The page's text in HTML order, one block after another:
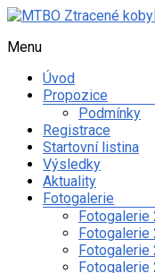
Skip
content
MTBO
Ztracené
kobylky
Web
organizaci
orientačního
závodu
Menu
Úvod
Propozice
Podmínky
Registrace
Startovní listina
Výsledky
Aktuality
Fotogalerie
Fotogalerie
Fotogalerie
Fotogalerie
Fotogalerie